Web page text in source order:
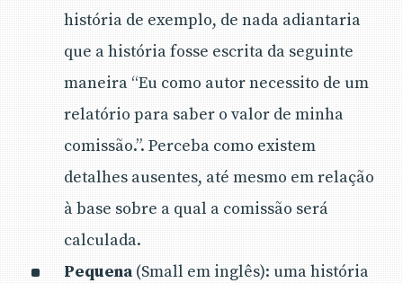
história de exemplo, de nada adiantaria
que a história fosse escrita da seguinte
maneira “Eu como autor necessito de um
relatório para saber o valor de minha
comissão.”. Perceba como existem
detalhes ausentes, até mesmo em relação
à base sobre a qual a comissão será
calculada.
Pequena (Small em inglês): uma história